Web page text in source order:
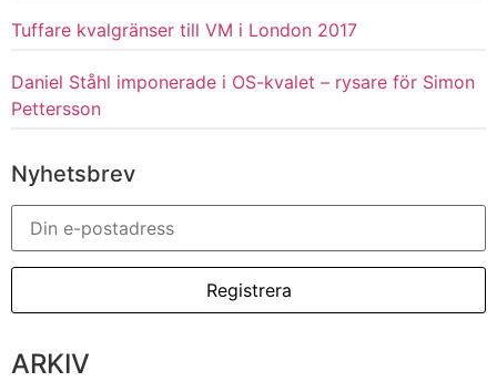
Tuffare kvalgränser till VM i London 2017
Daniel Ståhl imponerade i OS-kvalet – rysare för Simon
Pettersson
Nyhetsbrev
ARKIV